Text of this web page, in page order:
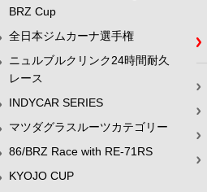
BRZ Cup
全日本ジムカーナ選手権
ニュルブルクリンク24時間耐久
レース
INDYCAR SERIES
マツダグラスルーツカテゴリー
86/BRZ Race with RE-71RS
KYOJO CUP